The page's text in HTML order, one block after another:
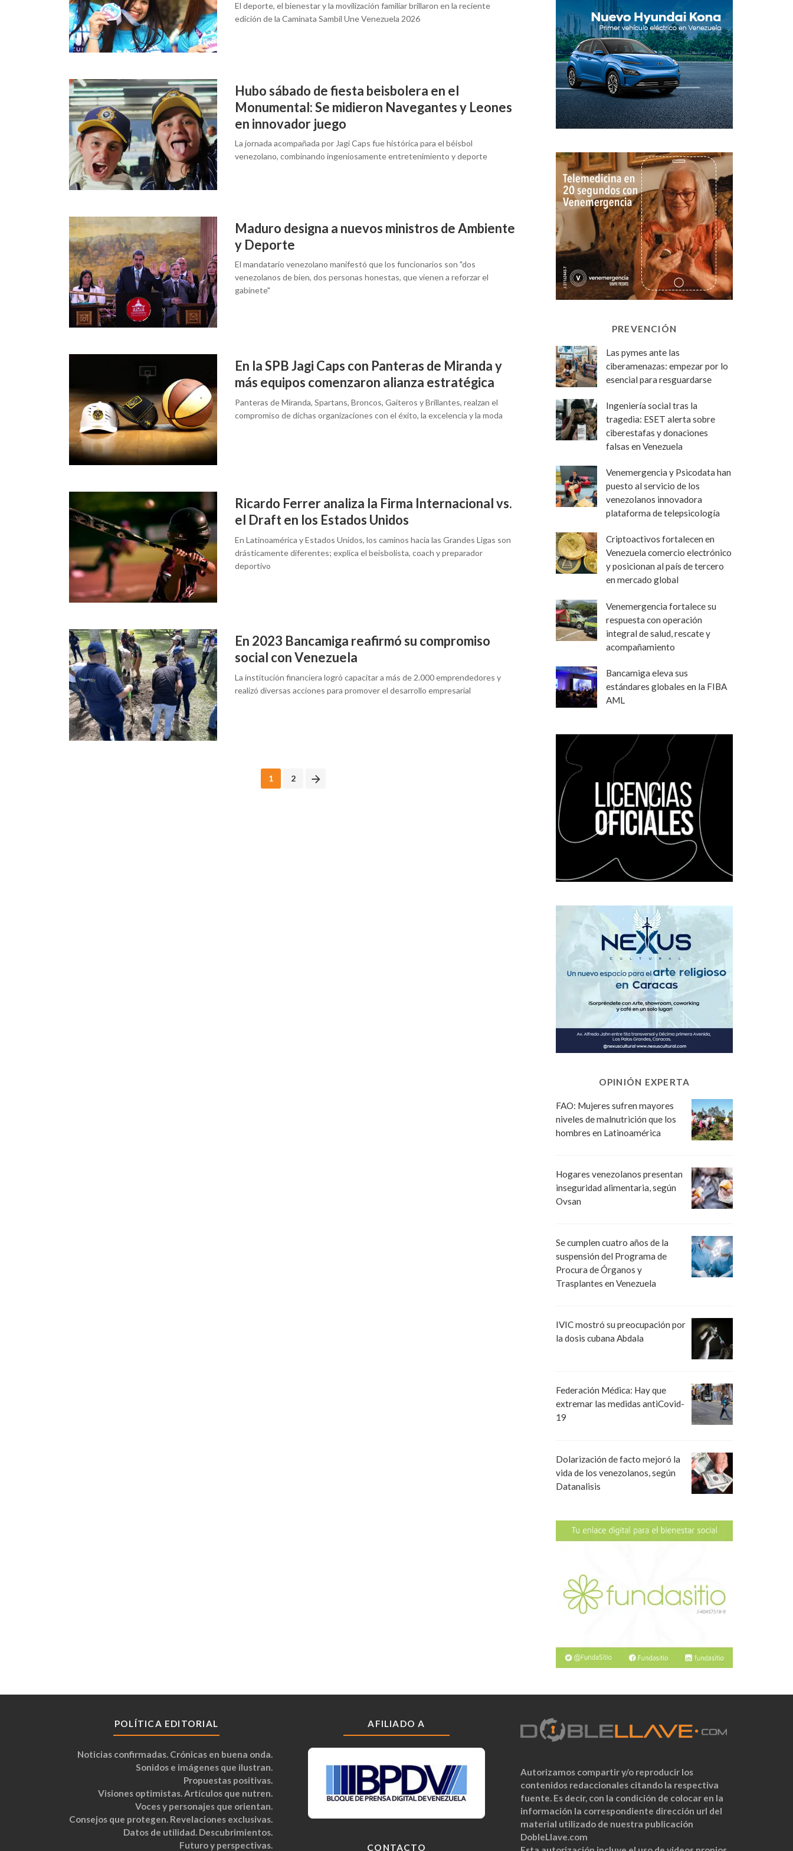
El deporte, el bienestar y la movilización familiar brillaron en la reciente
edición de la Caminata Sambil Une Venezuela 2026
Hubo sábado de fiesta beisbolera en el
Monumental: Se midieron Navegantes y Leones
en innovador juego
La jornada acompañada por Jagi Caps fue histórica para el béisbol
venezolano, combinando ingeniosamente entretenimiento y deporte
Maduro designa a nuevos ministros de Ambiente
y Deporte
El mandatario venezolano manifestó que los funcionarios son "dos
venezolanos de bien, dos personas honestas, que vienen a reforzar el
gabinete"
En la SPB Jagi Caps con Panteras de Miranda y
más equipos comenzaron alianza estratégica
Panteras de Miranda, Spartans, Broncos, Gaiteros y Brillantes, realzan el
compromiso de dichas organizaciones con el éxito, la excelencia y la moda
Ricardo Ferrer analiza la Firma Internacional vs.
el Draft en los Estados Unidos
En Latinoamérica y Estados Unidos, los caminos hacia las Grandes Ligas son
drásticamente diferentes; explica el beisbolista, coach y preparador
deportivo
En 2023 Bancamiga reafirmó su compromiso
social con Venezuela
La institución financiera logró capacitar a más de 2.000 emprendedores y
realizó diversas acciones para promover el desarrollo empresarial
1 2
PREVENCIÓN
Las pymes ante las
ciberamenazas: empezar por lo
esencial para resguardarse
Ingeniería social tras la
tragedia: ESET alerta sobre
ciberestafas y donaciones
falsas en Venezuela
Venemergencia y Psicodata han
puesto al servicio de los
venezolanos innovadora
plataforma de telepsicología
Criptoactivos fortalecen en
Venezuela comercio electrónico
y posicionan al país de tercero
en mercado global
Venemergencia fortalece su
respuesta con operación
integral de salud, rescate y
acompañamiento
Bancamiga eleva sus
estándares globales en la FIBA
AML
OPINIÓN EXPERTA
FAO: Mujeres sufren mayores
niveles de malnutrición que los
hombres en Latinoamérica
Hogares venezolanos presentan
inseguridad alimentaria, según
Ovsan
Se cumplen cuatro años de la
suspensión del Programa de
Procura de Órganos y
Trasplantes en Venezuela
IVIC mostró su preocupación por
la dosis cubana Abdala
Federación Médica: Hay que
extremar las medidas antiCovid-
19
Dolarización de facto mejoró la
vida de los venezolanos, según
Datanalisis
POLÍTICA EDITORIAL
Noticias confirmadas. Crónicas en buena onda.
Sonidos e imágenes que ilustran.
Propuestas positivas.
Visiones optimistas. Artículos que nutren.
Voces y personajes que orientan.
Consejos que protegen. Revelaciones exclusivas.
Datos de utilidad. Descubrimientos.
Futuro y perspectivas.
AFILIADO A
CONTACTO
Autorizamos compartir y/o reproducir los
contenidos redaccionales citando la respectiva
fuente. Es decir, con la condición de colocar en la
información la correspondiente dirección url del
material utilizado de nuestra publicación
DobleLlave.com